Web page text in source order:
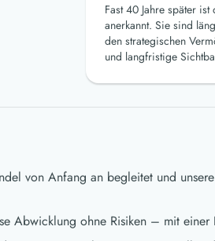
Fast 40 Jahre später
anerkannt. Sie sind
den strategischen
und langfristige
von Anfang an begleitet und
Abwicklung ohne Risiken – mit